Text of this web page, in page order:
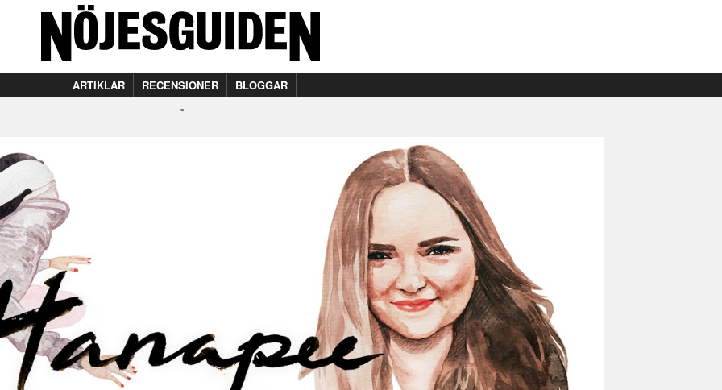
ARTIKLAR RECENSIONER BLOGGAR